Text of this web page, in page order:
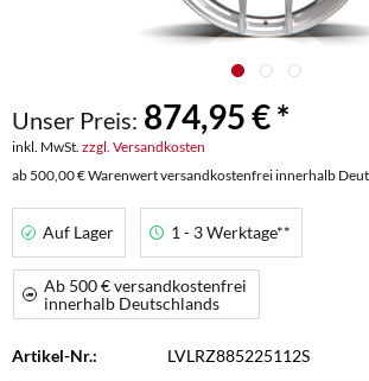
Unser Preis: 874,95 € *
inkl. MwSt. zzgl. Versandkosten
ab 500,00 € Warenwert versandkostenfrei innerhalb
Auf Lager 1 - 3 Werktage**
Ab 500 € versandkostenfrei
innerhalb Deutschlands
Artikel-Nr.: LVLRZ885225112S